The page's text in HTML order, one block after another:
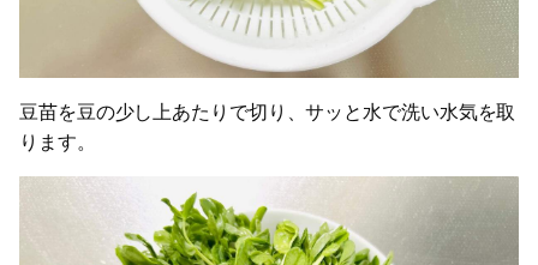
豆苗を豆の少し上あたりで切り、サッと水で洗い水気を取
ります。